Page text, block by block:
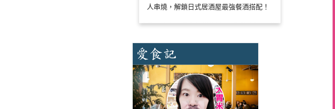
人串燒，解鎖日式居酒屋最強餐酒搭配！